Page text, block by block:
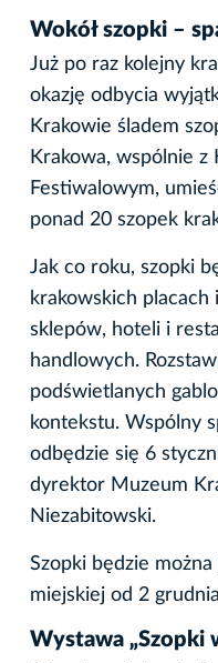
Wokół szopki –
Już po raz kolejny
okazję odbycia
Krakowie śladem
Krakowa, wspólnie
Festiwalowym,
ponad 20 szopek
Jak co roku, szopki
krakowskich
sklepów, hoteli i
handlowych.
podświetlanych
kontekstu. Wspólny
odbędzie się 6
dyrektor Muzeum
Niezabitowski.
Szopki będzie
miejskiej od 2
Wystawa „Szopki